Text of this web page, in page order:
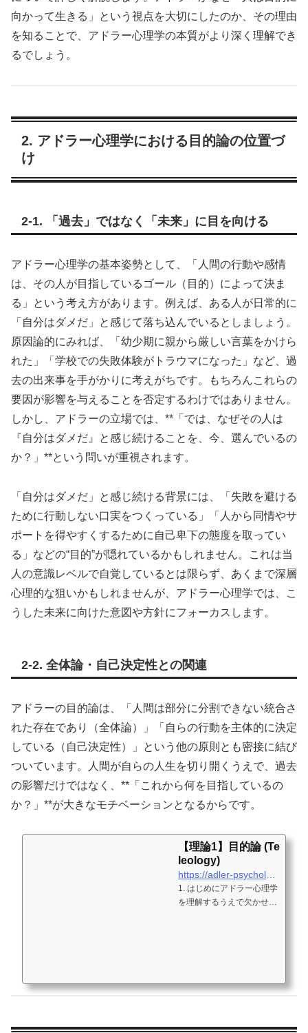
向かって生きる」という視点を大切にしたのか、その理由
を知ることで、アドラー心理学の本質がより深く理解でき
るでしょう。
2. アドラー心理学における目的論の位置づ
け
2-1. 「過去」ではなく「未来」に目を向ける
アドラー心理学の基本姿勢として、「人間の行動や感情
は、その人が目指しているゴール（目的）によって決ま
る」という考え方があります。例えば、ある人が日常的に
「自分はダメだ」と感じて落ち込んでいるとしましょう。
原因論的にみれば、「幼少期に親から厳しい言葉をかけら
れた」「学校での失敗体験がトラウマになった」など、過
去の出来事を手がかりに考えがちです。もちろんこれらの
要因が影響を与えることを否定するわけではありません。
しかし、アドラーの立場では、**「では、なぜその人は
『自分はダメだ』と感じ続けることを、今、選んでいるの
か？」**という問いが重視されます。
「自分はダメだ」と感じ続ける背景には、「失敗を避ける
ために行動しない口実をつくっている」「人から同情やサ
ポートを得やすくするために自己卑下の態度を取ってい
る」などの“目的”が隠れているかもしれません。これは当
人の意識レベルで自覚しているとは限らず、あくまで深層
心理的な狙いかもしれませんが、アドラー心理学では、こ
うした未来に向けた意図や方針にフォーカスします。
2-2. 全体論・自己決定性との関連
アドラーの目的論は、「人間は部分に分割できない統合さ
れた存在であり（全体論）」「自らの行動を主体的に決定
している（自己決定性）」という他の原則とも密接に結び
ついています。人間が自らの人生を切り開くうえで、過去
の影響だけではなく、**「これから何を目指しているの
か？」**が大きなモチベーションとなるからです。
【理論1】目的論 (Te
leology)
https://adler-psychology.com/?p=31
1. はじめにアドラー心理学
を理解するうえで欠かせな
ドラーは真逆ともいえる
張した「原因論的アプロー